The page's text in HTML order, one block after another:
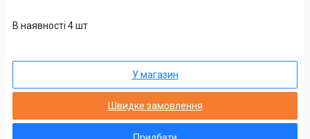
В наявності 4 шт
У магазин
Швидке замовлення